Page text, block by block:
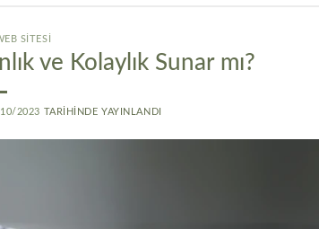
SITESI
ve Kolaylık Sunar mı?
2023 TARIHINDE YAYINLANDI